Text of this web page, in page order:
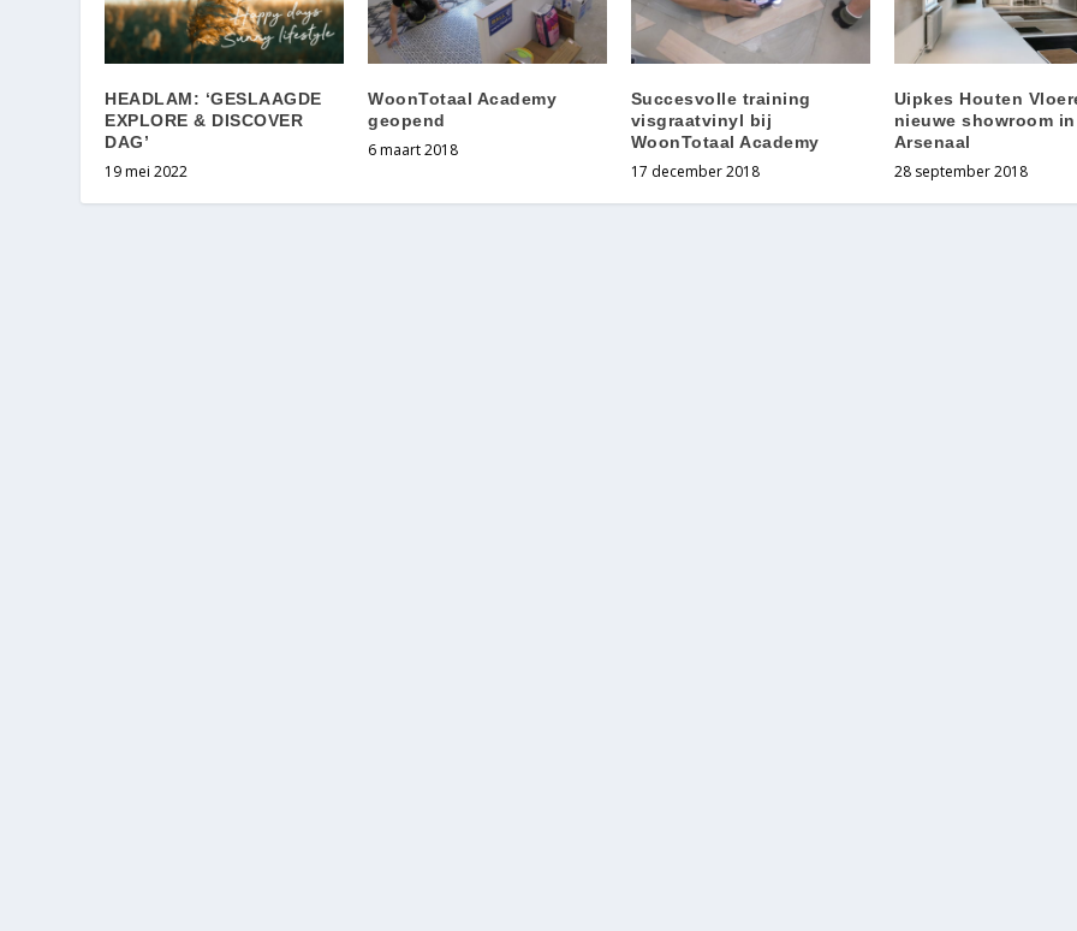
HEADLAM: ‘GESLAAGDE
EXPLORE & DISCOVER
DAG’
19 mei 2022
WoonTotaal Academy
geopend
6 maart 2018
Succesvolle training
visgraatvinyl bij
WoonTotaal Academy
17 december 2018
Uipkes Houten
nieuwe showroom
Arsenaal
28 september 2018